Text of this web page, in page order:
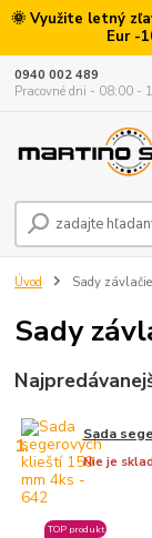
🌞 Využite letný
Eur -
0940 002 489
Pracovné dni - 08:00 -
Úvod Sady
Sady
1. Sada
Nie je
TOP produkt